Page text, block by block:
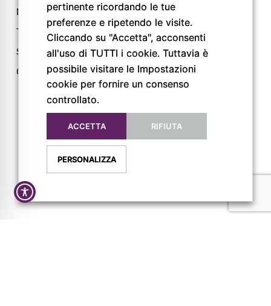
Magazine
Trail
Shop
Cataloghi
Tel: 0521 805945
Mail:
info@pigrecoservizi.it
Richiedi un preventivo
Lavora con noi
FOLLOW US
pertinente ricordando le tue
preferenze e ripetendo le visite.
Cliccando su "Accetta", acconsenti
all'uso di TUTTI i cookie. Tuttavia è
possibile visitare le Impostazioni
cookie per fornire un consenso
controllato.
ACCETTA RIFIUTA
PERSONALIZZA